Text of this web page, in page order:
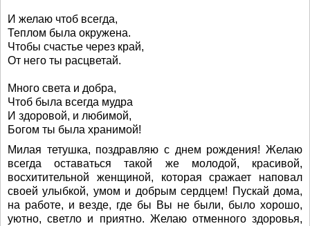
И желаю чтоб всегда,
Теплом была окружена.
Чтобы счастье через край,
От него ты расцветай.
Много света и добра,
Чтоб была всегда мудра
И здоровой, и любимой,
Богом ты была хранимой!
Милая тетушка, поздравляю с днем рождения! Желаю
всегда оставаться такой же молодой, красивой,
восхитительной женщиной, которая сражает наповал
своей улыбкой, умом и добрым сердцем! Пускай дома,
на работе, и везде, где бы Вы не были, было хорошо,
уютно, светло и приятно. Желаю отменного здоровья,